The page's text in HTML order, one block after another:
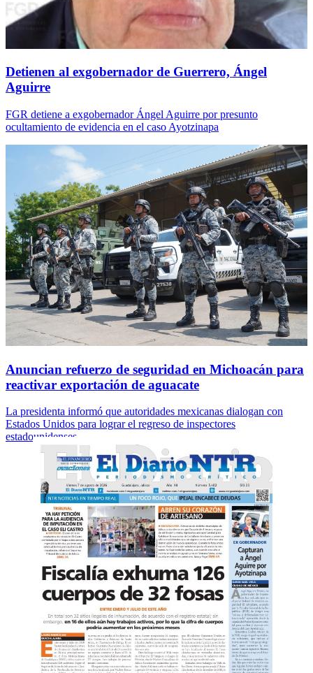
Detienen al exgobernador de Guerrero, Ángel
Aguirre
FGR detiene a exgobernador Ángel Aguirre por presunto
ocultamiento de evidencia en el caso Ayotzinapa
Anuncian refuerzo de seguridad en Michoacán para
reactivar exportación de aguacate
La presidenta informó que autoridades mexicanas dialogan con
Estados Unidos para lograr el regreso de inspectores
estadounidenses